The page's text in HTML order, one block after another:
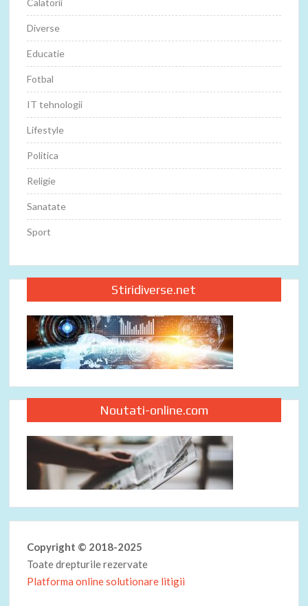
Diverse
Educatie
Fotbal
IT tehnologii
Lifestyle
Politica
Religie
Sanatate
Sport
Stiridiverse.net
Noutati-online.com
Copyright © 2018-2025
Toate drepturile rezervate
Platforma online solutionare litigii